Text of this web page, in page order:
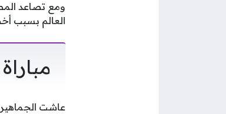
ومع تصاعد
العالم بسبب
عاشت